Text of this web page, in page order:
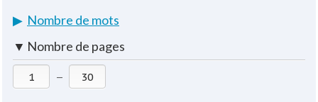
▶ Nombre de mots
▼ Nombre de pages
—